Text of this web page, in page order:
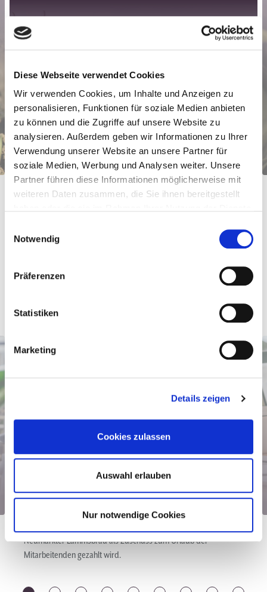
Diese Webseite verwendet Cookies
Wir verwenden Cookies, um Inhalte und Anzeigen zu
personalisieren, Funktionen für soziale Medien anbieten
zu können und die Zugriffe auf unsere Website zu
analysieren. Außerdem geben wir Informationen zu Ihrer
Verwendung unserer Website an unsere Partner für
soziale Medien, Werbung und Analysen weiter. Unsere
Partner führen diese Informationen möglicherweise mit
weiteren Daten zusammen, die Sie ihnen bereitgestellt
Notwendig
Präferenzen
Statistiken
Marketing
Details zeigen
Cookies zulassen
Auswahl erlauben
Nur notwendige Cookies
Wir fördern unsere Mitarbeiter:innen in ihrer persönlichen
Entwicklung und ihrem Wohlbefinden und unterstützen
Lieferant:innen, Kund:innen, bäuerliche Betriebe sowie das
Neumarkter Lammsbräu als Zuschuss zum Urlaub der
Mitarbeitenden gezahlt wird.